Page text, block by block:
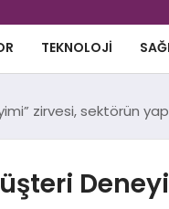
TEKNOLOJI
zirvesi, sektörün